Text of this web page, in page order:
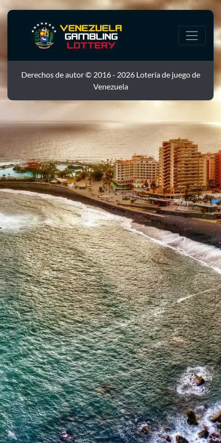
Derechos de autor © 2016 - 2026 Lotería de juego de
Venezuela